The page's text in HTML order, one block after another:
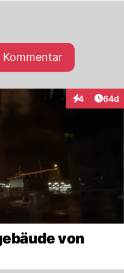
Kommentar
4
Interaktionen
64d
von